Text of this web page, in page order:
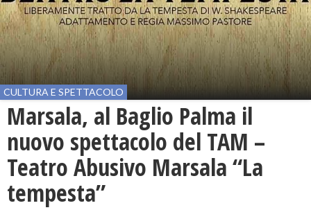
CULTURA E SPETTACOLO
Marsala, al Baglio Palma il
nuovo spettacolo del TAM –
Teatro Abusivo Marsala “La
tempesta”